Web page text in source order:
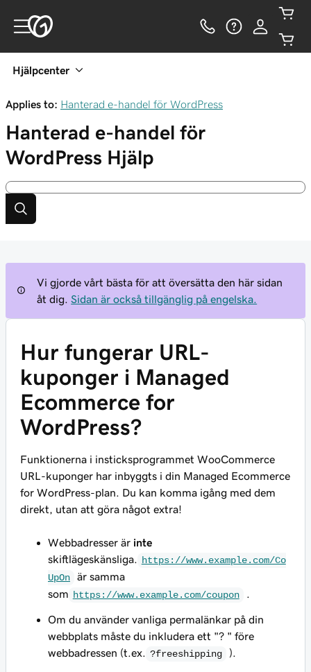
Hjälpcenter
Applies to: Hanterad e-handel för WordPress
Hanterad e-handel för
WordPress Hjälp
Vi gjorde vårt bästa för att översätta den här sidan
åt dig.
Sidan är också tillgänglig på engelska.
Hur fungerar URL-
kuponger i Managed
Ecommerce for
WordPress?
Funktionerna i insticksprogrammet WooCommerce
URL-kuponger har inbyggts i din Managed Ecommerce
for WordPress-plan. Du kan komma igång med dem
direkt, utan att göra något extra!
Webbadresser är inte
skiftlägeskänsliga.
https://www.example.com/Co
UpOn
är samma
som https://www.example.com/coupon
Om du använder vanliga permalänkar på din
webbplats måste du inkludera ett "? " före
webbadressen (t.ex.
?freeshipping ).